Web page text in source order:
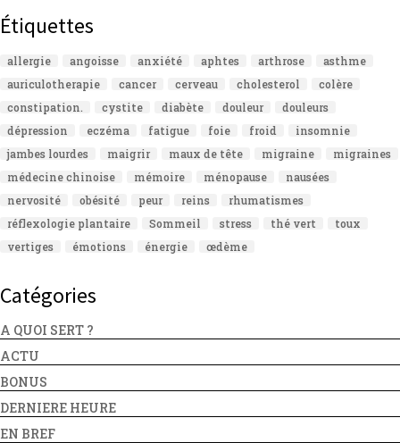
Étiquettes
allergie angoisse anxiété aphtes arthrose
asthme
auriculotherapie
cancer cerveau cholesterol
colère
constipation.
cystite diabète douleur
douleurs
dépression
eczéma fatigue foie froid
insomnie
jambes lourdes
maigrir maux de tête migraine
migraines
médecine chinoise
mémoire ménopause
nausées
nervosité
obésité peur reins
rhumatismes
réflexologie plantaire
Sommeil stress thé vert
toux
vertiges
émotions énergie œdème
Catégories
A QUOI SERT ?
ACTU
BONUS
DERNIERE HEURE
EN BREF